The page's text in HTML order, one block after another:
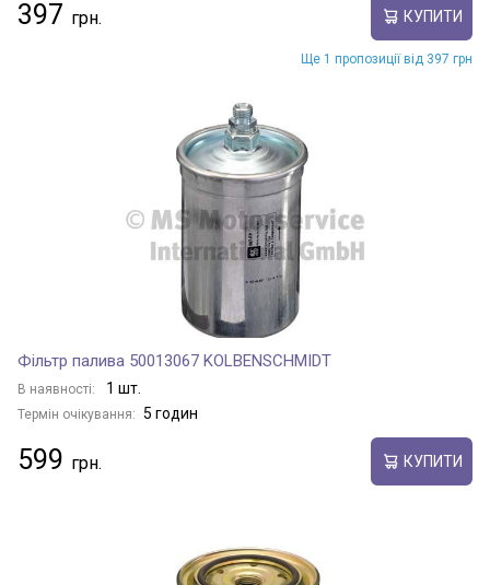
397 КУПИТИ
Ще 1 пропозиції від 397 грн
Фільтр палива 50013067 KOLBENSCHMIDT
В наявності: 1 шт.
Термін очікування: 5 годин
599 КУПИТИ